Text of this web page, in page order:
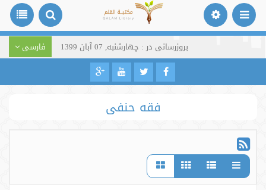
بروزرسانی در : چهارشنبه, 07 آبان 1399 فارسی
فقه حنفی